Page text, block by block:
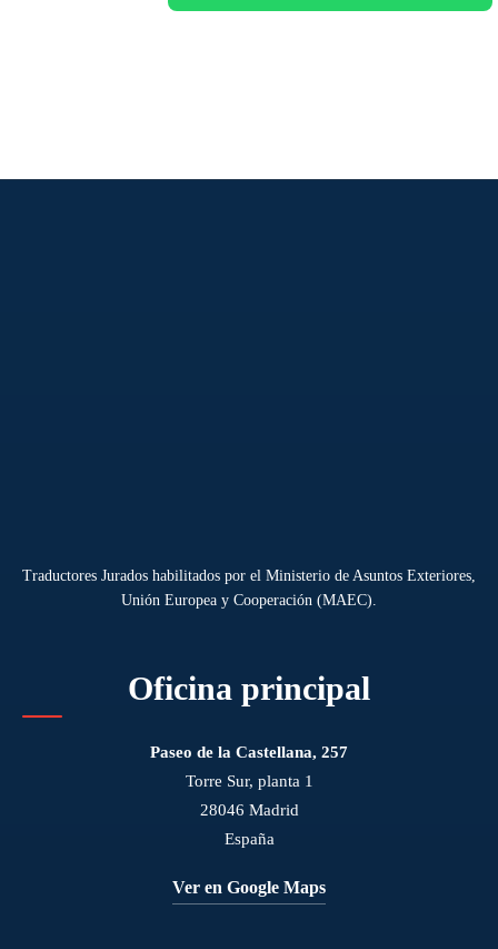
Traductores Jurados habilitados por el Ministerio de Asuntos Exteriores,
Unión Europea y Cooperación (MAEC).
Oficina principal
Paseo de la Castellana, 257
Torre Sur, planta 1
28046 Madrid
España
Ver en Google Maps